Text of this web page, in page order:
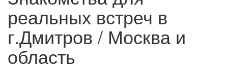
реальных встреч в
г.Дмитров / Москва и
область